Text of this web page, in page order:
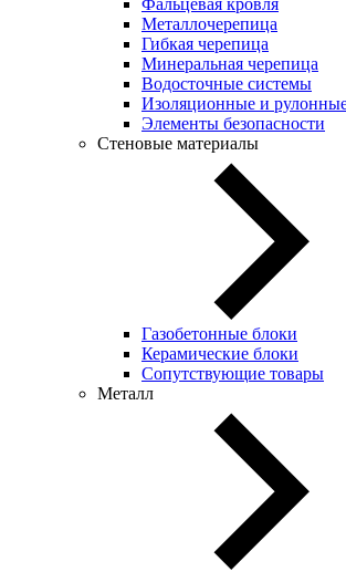
Металлочерепица
Гибкая черепица
Минеральная черепица
Водосточные системы
Изоляционные и
Элементы безопасности
Стеновые материалы
Газобетонные блоки
Керамические блоки
Сопутствующие товары
Металл